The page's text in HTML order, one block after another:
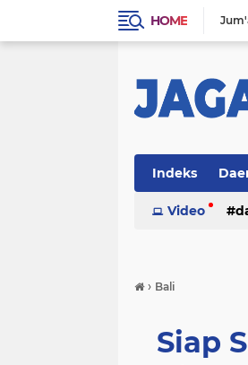
HOME
Indeks
Video
› Bali
Siap